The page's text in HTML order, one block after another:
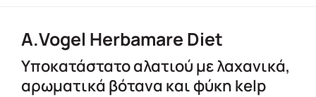
A.Vogel Herbamare Diet
Υποκατάστατο αλατιού με λαχανικά,
αρωματικά βότανα και φύκη kelp